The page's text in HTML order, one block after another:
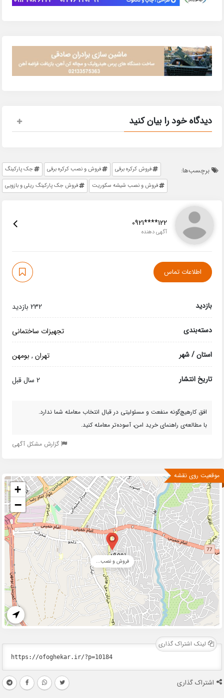
دیدگاه خود را بیان کنید
برچسب‌ها: فروش کرکره برقی فروش و نصب کرکره برقی
جک پارکینگ
فروش و نصب شیشه سکوریت
فروش جک پارکینگ ریلی و بازویی
0921****122
آگهی دهنده
اطلاعات تماس
بازدید 232 بازدید
دسته‌بندی تجهیزات ساختمانی
استان / شهر تهران, بومهن
تاریخ انتشار 2 سال قبل
افق کارهیچ‌گونه منفعت و مسئولیتی در قبال انتخاب معامله شما ندارد.
با مطالعه‌ی راهنمای خرید امن، آسوده‌تر معامله کنید.
گزارش مشکل آگهی
موقعیت روی نقشه
فروش و نصب...
+
−
لینک اشتراک گذاری
اشتراک گذاری